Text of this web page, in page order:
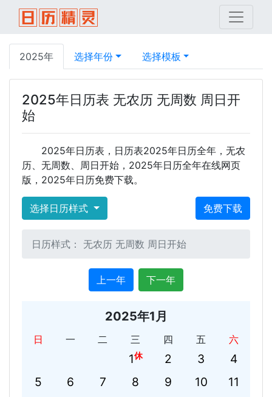
2025年 选择年份 选择模板
2025年日历表 无农历 无周数 周日开
始
2025年日历表，日历表2025年日历全年，无农
历、无周数、周日开始，2025年日历全年在线网页
版，2025年日历免费下载。
免费下载
选择日历样式
日历样式： 无农历 无周数 周日开始
上一年 下一年
2025年1月
日 一 二 三 四 五 六
1休 2 3
4
5
6 7 8 9 10
11